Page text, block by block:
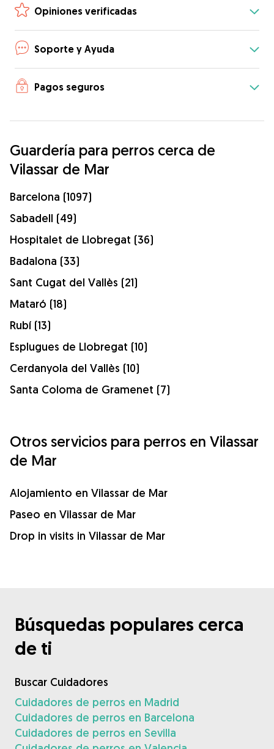
Opiniones verificadas
Soporte y Ayuda
Pagos seguros
Guardería para perros cerca de
Vilassar de Mar
Barcelona (1097)
Sabadell (49)
Hospitalet de Llobregat (36)
Badalona (33)
Sant Cugat del Vallès (21)
Mataró (18)
Rubí (13)
Esplugues de Llobregat (10)
Cerdanyola del Vallès (10)
Santa Coloma de Gramenet (7)
Otros servicios para perros en Vilassar
de Mar
Alojamiento en Vilassar de Mar
Paseo en Vilassar de Mar
Drop in visits in Vilassar de Mar
Búsquedas populares cerca
de ti
Buscar Cuidadores
Cuidadores de perros en Madrid
Cuidadores de perros en Barcelona
Cuidadores de perros en Sevilla